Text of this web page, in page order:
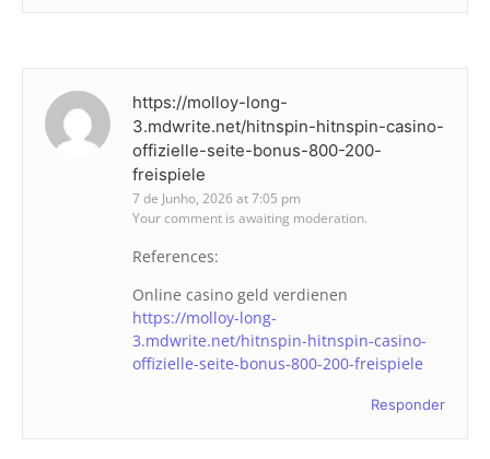
https://molloy-long-
3.mdwrite.net/hitnspin-hitnspin-casino-
offizielle-seite-bonus-800-200-
freispiele
7 de Junho, 2026 at 7:05 pm
Your comment is awaiting moderation.
References:
Online casino geld verdienen
https://molloy-long-
3.mdwrite.net/hitnspin-hitnspin-casino-
offizielle-seite-bonus-800-200-freispiele
Responder